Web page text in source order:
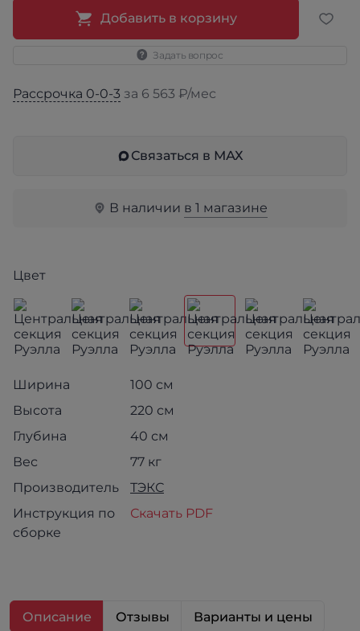
Добавить в корзину
Задать вопрос
Рассрочка 0-0-3 за 6 563 ₽/мес
Связаться в МАХ
В наличии в 1 магазине
Цвет
Ширина
100 см
Высота
220 см
Глубина
40 см
Вес
77 кг
Производитель
ТЭКС
Инструкция по
сборке
Скачать PDF
Описание Отзывы Варианты и цены